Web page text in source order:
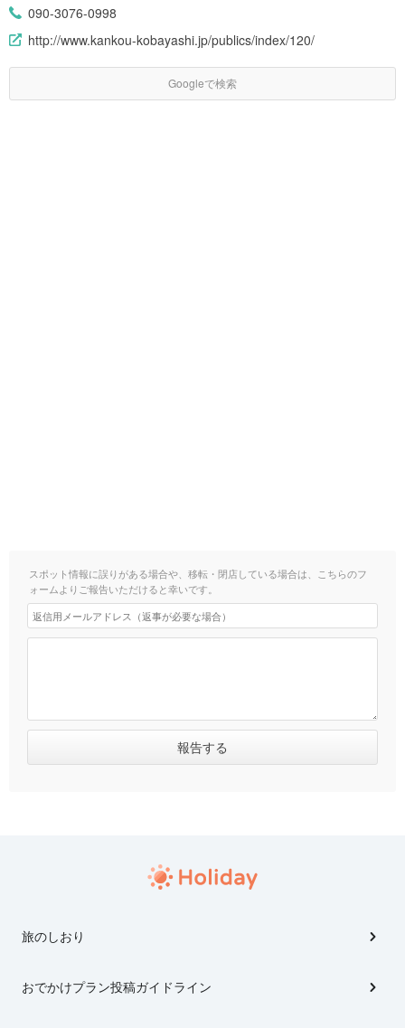
090-3076-0998
http://www.kankou-kobayashi.jp/publics/index/120/
Googleで検索
スポット情報に誤りがある場合や、移転・閉店している場合は、こちらのフ
ォームよりご報告いただけると幸いです。
旅のしおり
おでかけプラン投稿ガイドライン